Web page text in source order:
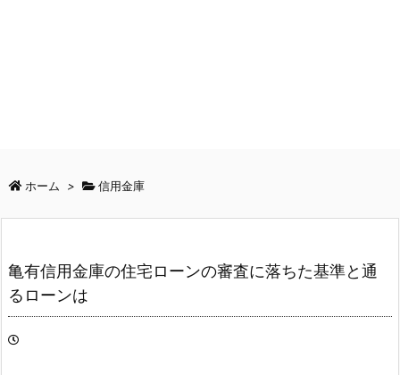
ホーム > 信用金庫
亀有信用金庫の住宅ローンの審査に落ちた基準と通
るローンは